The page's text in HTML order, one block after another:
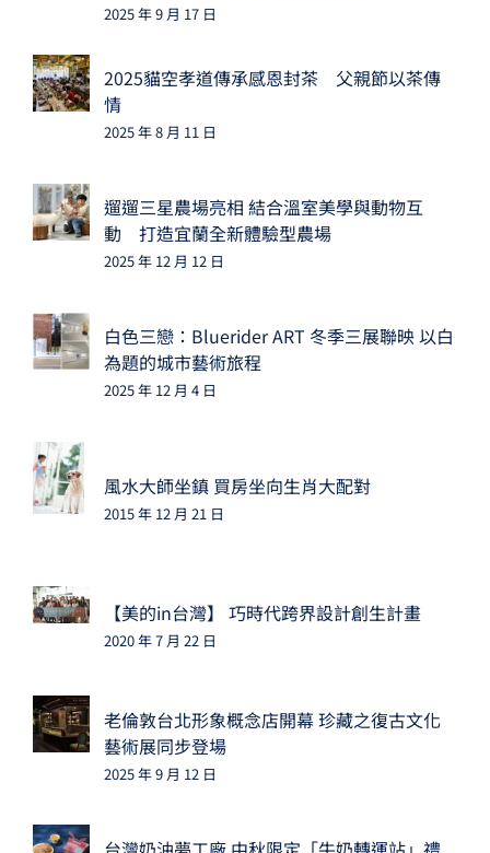
2025 年 9 月 17 日
2025貓空孝道傳承感恩封茶 父親節以茶傳
情
2025 年 8 月 11 日
遛遛三星農場亮相 結合溫室美學與動物互
動 打造宜蘭全新體驗型農場
2025 年 12 月 12 日
白色三戀：Bluerider ART 冬季三展聯映 以白
為題的城市藝術旅程
2025 年 12 月 4 日
風水大師坐鎮 買房坐向生肖大配對
2015 年 12 月 21 日
【美的in台灣】 巧時代跨界設計創生計畫
2020 年 7 月 22 日
老倫敦台北形象概念店開幕 珍藏之復古文化
藝術展同步登場
2025 年 9 月 12 日